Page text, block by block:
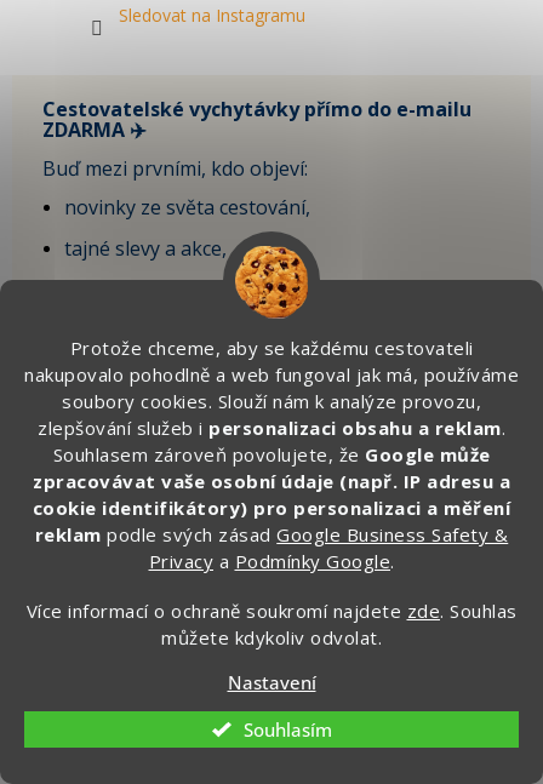
Protože chceme, aby se každému cestovateli
nakupovalo pohodlně a web fungoval jak má, používáme
soubory cookies. Slouží nám k analýze provozu,
zlepšování služeb i personalizaci obsahu a reklam.
Souhlasem zároveň povolujete, že Google může
zpracovávat vaše osobní údaje (např. IP adresu a
cookie identifikátory) pro personalizaci a měření
reklam podle svých zásadGoogle Business Safety &
Privacy a Podmínky Google.
Více informací o ochraně soukromí najdete zde. Souhlas
můžete kdykoliv odvolat.
Nastavení
Souhlasím
Sledovat na Instagramu
Cestovatelské vychytávky přímo do e-mailu
ZDARMA ✈️
Buď mezi prvními, kdo objeví:
novinky ze světa cestování,
tajné slevy a akce,
tipy do letadla, na krátké výlety i delší
vychytávky, které sami testujeme na cestách.
🎁 Po registraci získáte SLEVU 100 Kč
na první objednávku.
Zde vyplňte svůj email:
CHCI ZÍSKAT SLEVU 100 KČ »
Ochrana osobních údajů